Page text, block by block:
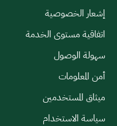
إشعار الخصوصية
اتفاقية مستوى الخدمة
سهولة الوصول
أمن المعلومات
ميثاق المستخدمين
سياسة الاستخدام